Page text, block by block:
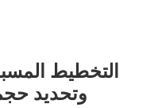
التخطيط
وتحديد